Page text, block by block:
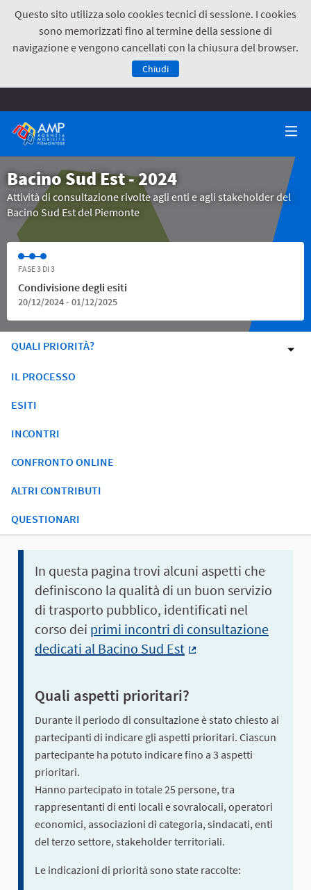
Questo sito utilizza solo cookies tecnici di sessione. I cookies
sono memorizzati fino al termine della sessione di
navigazione e vengono cancellati con la chiusura del browser.
Chiudi
Bacino Sud Est - 2024
Attività di consultazione rivolte agli enti e agli stakeholder del
Bacino Sud Est del Piemonte
FASE 3 DI 3
Condivisione degli esiti
20/12/2024 - 01/12/2025
QUALI PRIORITÀ?
IL PROCESSO
ESITI
INCONTRI
CONFRONTO ONLINE
ALTRI CONTRIBUTI
QUESTIONARI
In questa pagina trovi alcuni aspetti che
definiscono la qualità di un buon servizio
di trasporto pubblico, identificati nel
corso dei primi incontri di consultazione
dedicati al Bacino Sud Est
Quali aspetti prioritari?
Durante il periodo di consultazione è stato chiesto ai
partecipanti di indicare gli aspetti prioritari. Ciascun
partecipante ha potuto indicare fino a 3 aspetti
prioritari.
Hanno partecipato in totale 25 persone, tra
rappresentanti di enti locali e sovralocali, operatori
economici, associazioni di categoria, sindacati, enti
del terzo settore, stakeholder territoriali.
Le indicazioni di priorità sono state raccolte: